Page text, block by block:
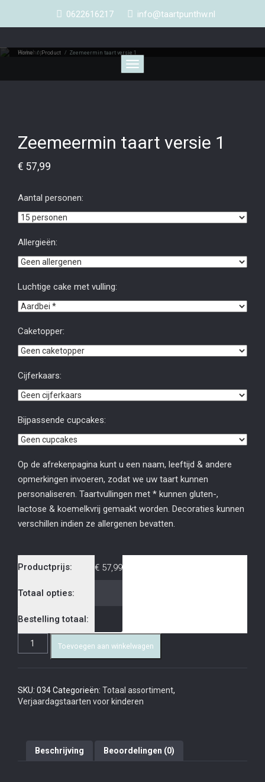
0622616217 info@taartpunthw.nl
Toggle
navigation
Webshop
Home /Product / Zeemeermin taart versie 1
Zeemeermin taart versie 1
€ 57,99
Aantal personen:
Allergieën:
Luchtige cake met vulling:
Caketopper:
Cijferkaars:
Bijpassende cupcakes:
Op de afrekenpagina kunt u een naam, leeftijd & andere
opmerkingen invoeren, zodat we uw taart kunnen
personaliseren. Taartvullingen met * kunnen gluten-,
lactose & koemelkvrij gemaakt worden. Decoraties kunnen
verschillen indien ze allergenen bevatten.
Productprijs: € 57,99
Totaal opties:
Bestelling totaal:
Toevoegen aan winkelwagen
SKU: 034Categorieën: Totaal assortiment,
Verjaardagstaarten voor kinderen
Beschrijving Beoordelingen (0)